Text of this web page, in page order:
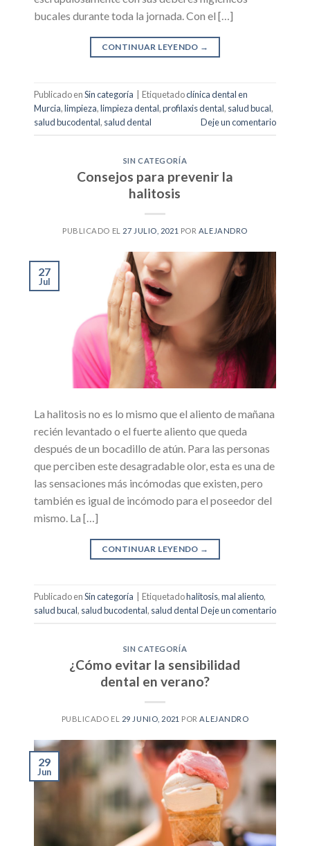
bucales durante toda la jornada. Con el […]
CONTINUAR LEYENDO →
Publicado enSin categoría Etiquetadoclínica dental en
Murcia,limpieza,limpieza dental,profilaxis dental, salud bucal,
salud bucodental, salud dental Deje un comentario
SIN CATEGORÍA
Consejos para prevenir la
halitosis
PUBLICADO EL 27 JULIO, 2021 POR ALEJANDRO
27
Jul
La halitosis no es lo mismo que el aliento de mañana
recién levantado o el fuerte aliento que queda
después de un bocadillo de atún. Para las personas
que perciben este desagradable olor, esta es una de
las sensaciones más incómodas que existen, pero
también es igual de incómodo para el poseedor del
mismo. La […]
CONTINUAR LEYENDO →
Publicado enSin categoría Etiquetadohalitosis,mal aliento,
salud bucal, salud bucodental, salud dental Deje un comentario
SIN CATEGORÍA
¿Cómo evitar la sensibilidad
dental en verano?
PUBLICADO EL 29 JUNIO, 2021 POR ALEJANDRO
29
Jun